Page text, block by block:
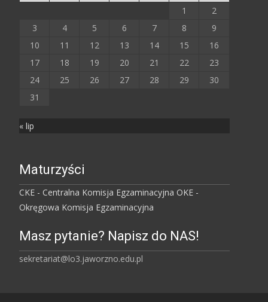
1
2
3
4 5 6 7 8
9
10
11 12 13 14 15
16
17
18 19 20 21 22
23
24
25 26 27 28 29
30
31
« lip
Maturzyści
CKE - Centralna Komisja Egzaminacyjna OKE -
Okręgowa Komisja Egzaminacyjna
Masz pytanie? Napisz do NAS!
sekretariat@lo3.jaworzno.edu.pl